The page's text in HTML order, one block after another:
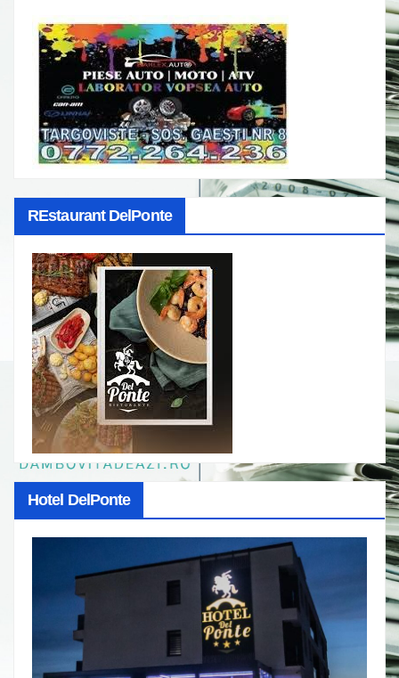
REstaurant DelPonte
Hotel DelPonte